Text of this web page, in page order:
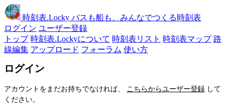
時刻表.Locky バスも船も、みんなでつくる時刻表
ログイン ユーザー登録
トップ 時刻表.Lockyについて 時刻表リスト 時刻表マップ 路
線編集 アップロード フォーラム 使い方
ログイン
アカウントをまだお持ちでなければ、 こちらからユーザー登録 して
ください。